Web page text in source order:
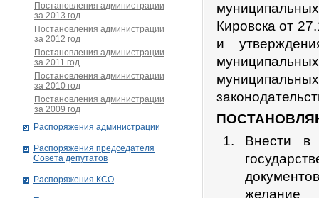
Кировска от
и
Внести в
Постановления администрации
за 2013 год
Постановления администрации
за 2012 год
Постановления администрации
за 2011 год
Постановления администрации
за 2010 год
Постановления администрации
за 2009 год
Распоряжения администрации
Распоряжения председателя
Совета депутатов
Распоряжения КСО